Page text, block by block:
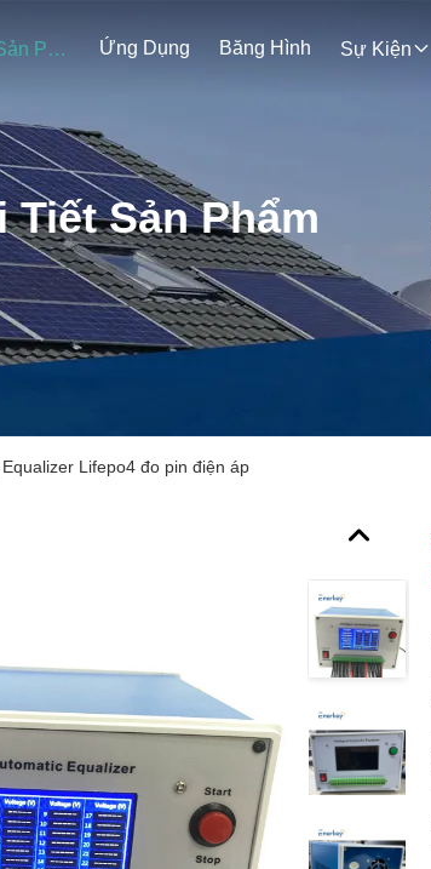
Các Sản Phẩm Ứng Dụng Băng Hình Sự Kiện
Tiết Sản Phẩm
Lifepo4 đo pin điện áp